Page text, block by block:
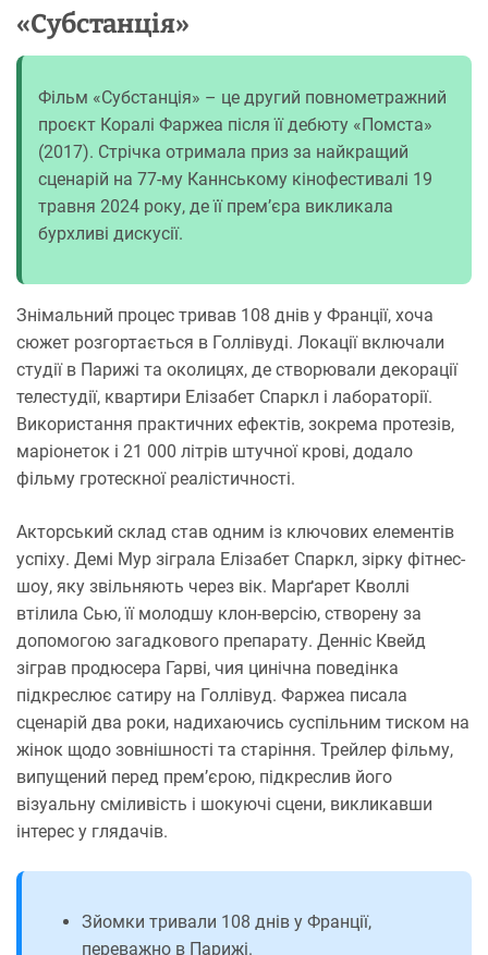
«Субстанція»
Фільм «Субстанція» – це другий повнометражний
проєкт Коралі Фаржеа після її дебюту «Помста»
(2017). Стрічка отримала приз за найкращий
сценарій на 77-му Каннському кінофестивалі 19
травня 2024 року, де її прем’єра викликала
бурхливі дискусії.
Знімальний процес тривав 108 днів у Франції, хоча
сюжет розгортається в Голлівуді. Локації включали
студії в Парижі та околицях, де створювали декорації
телестудії, квартири Елізабет Спаркл і лабораторії.
Використання практичних ефектів, зокрема протезів,
маріонеток і 21 000 літрів штучної крові, додало
фільму гротескної реалістичності.
Акторський склад став одним із ключових елементів
успіху. Демі Мур зіграла Елізабет Спаркл, зірку фітнес-
шоу, яку звільняють через вік. Марґарет Кволлі
втілила Сью, її молодшу клон-версію, створену за
допомогою загадкового препарату. Денніс Квейд
зіграв продюсера Гарві, чия цинічна поведінка
підкреслює сатиру на Голлівуд. Фаржеа писала
сценарій два роки, надихаючись суспільним тиском на
жінок щодо зовнішності та старіння. Трейлер фільму,
випущений перед прем’єрою, підкреслив його
візуальну сміливість і шокуючі сцени, викликавши
інтерес у глядачів.
Зйомки тривали 108 днів у Франції,
переважно в Парижі.